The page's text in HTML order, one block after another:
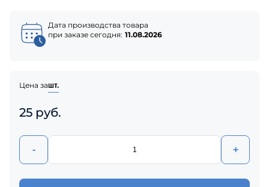
Дата производства товара
при заказе сегодня: 11.08.2026
Цена зашт.
25 руб.
- +